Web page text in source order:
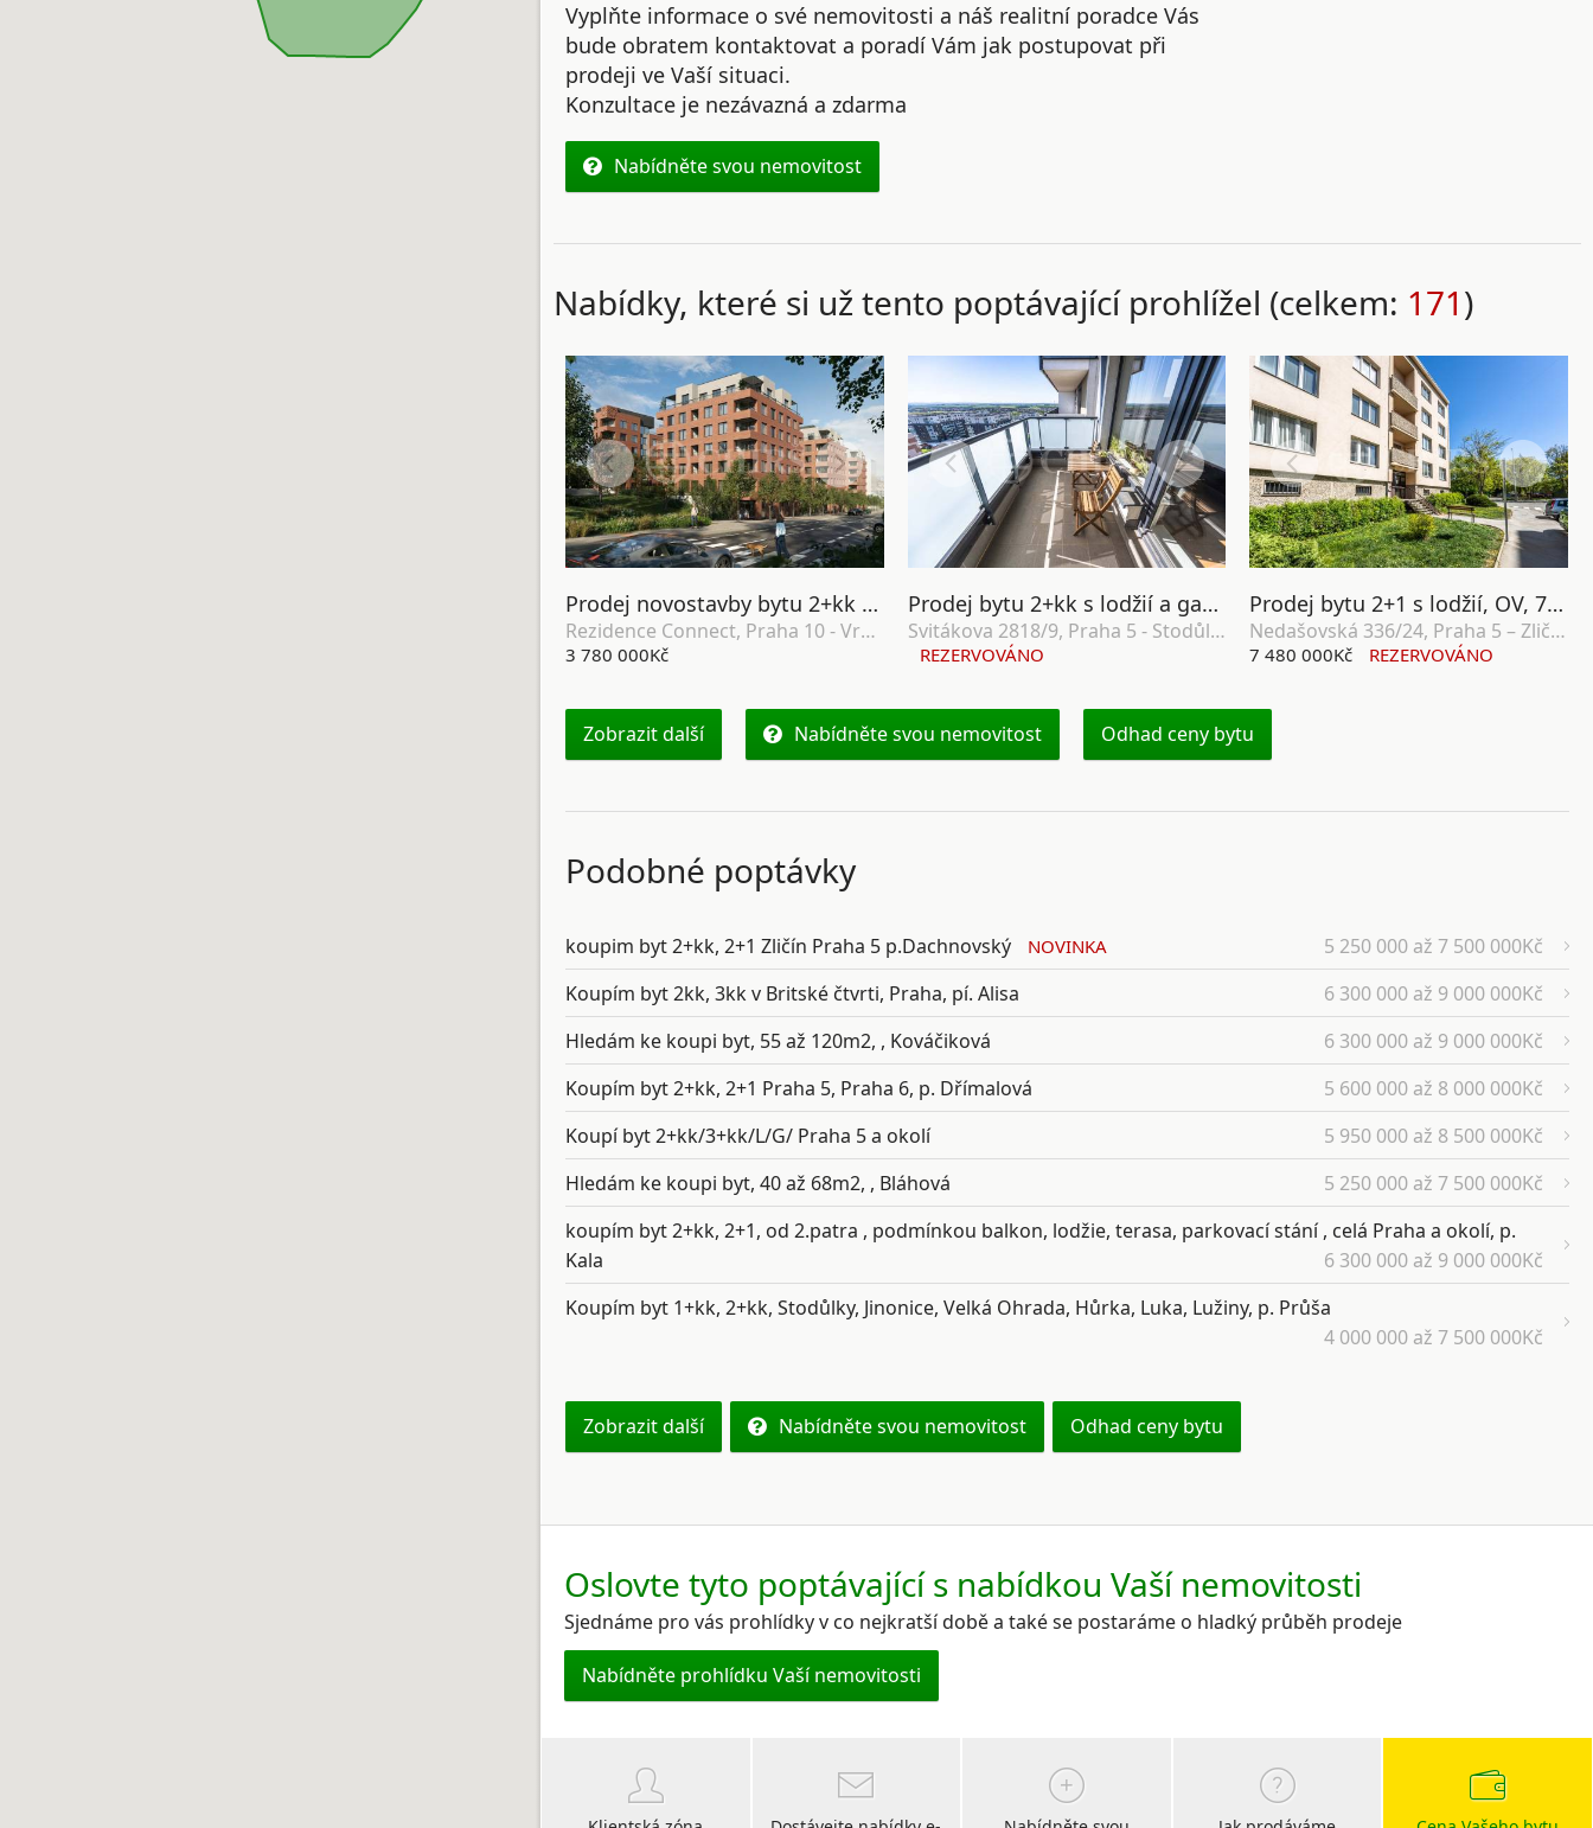
Vyplňte informace o své nemovitosti a náš realitní poradce Vás
bude obratem kontaktovat a poradí Vám jak postupovat při
prodeji ve Vaší situaci.
Konzultace je nezávazná a zdarma
Nabídněte svou nemovitost
Nabídky, které si už tento poptávající prohlížel (celkem: 171)
Prodej novostavby bytu 2+kk se zahradou, terasou, lodžií, sklepem a garážovým stáním, DV, 64 m2, Praha 10 - Vršovice
Rezidence Connect, Praha 10 - Vršovice
3 780 000Kč
Prodej bytu 2+kk s lodžií a garážovým stáním, OV, 58m², ul. Svitákova 2818/9, Praha 5 - Stodůlky
Svitákova 2818/9, Praha 5 - Stodůlky
REZERVOVÁNO
Prodej bytu 2+1 s lodžií, OV, 71 m2, Nedašovská 336/24, Praha 5 – Zličín
Nedašovská 336/24, Praha 5 – Zličín.
7 480 000Kč REZERVOVÁNO
Zobrazit další Nabídněte svou nemovitost Odhad ceny bytu
Podobné poptávky
koupim byt 2+kk, 2+1 Zličín Praha 5 p.Dachnovský 5 250 000 až 7 500 000Kč
NOVINKA
Koupím byt 2kk, 3kk v Britské čtvrti, Praha, pí. Alisa
6 300 000 až 9 000 000Kč
Hledám ke koupi byt, 55 až 120m2, , Kováčiková
6 300 000 až 9 000 000Kč
Koupím byt 2+kk, 2+1 Praha 5, Praha 6, p. Dřímalová
5 600 000 až 8 000 000Kč
Koupí byt 2+kk/3+kk/L/G/ Praha 5 a okolí
5 950 000 až 8 500 000Kč
Hledám ke koupi byt, 40 až 68m2, , Bláhová
5 250 000 až 7 500 000Kč
koupím byt 2+kk, 2+1, od 2.patra , podmínkou balkon, lodžie, terasa, parkovací stání , celá Praha a okolí, p.
Kala
6 300 000 až 9 000 000Kč
Koupím byt 1+kk, 2+kk, Stodůlky, Jinonice, Velká Ohrada, Hůrka, Luka, Lužiny, p. Průša
4 000 000 až 7 500 000Kč
Zobrazit další Nabídněte svou nemovitost Odhad ceny bytu
Oslovte tyto poptávající s nabídkou Vaší nemovitosti
Sjednáme pro vás prohlídky v co nejkratší době a také se postaráme o hladký průběh prodeje
Nabídněte prohlídku Vaší nemovitosti